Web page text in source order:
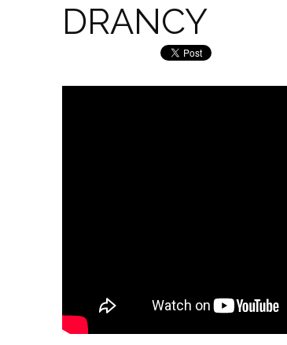
DRANCY